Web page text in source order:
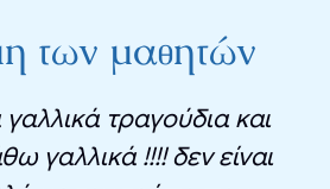
των μαθητών
τραγούδια και
γαλλικά !!!! δεν είναι